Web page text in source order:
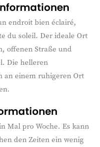
endroit bien éclairé,
du soleil. Der ideale Ort
offenen Straße und
Die helleren
an einem ruhigeren Ort
Mal pro Woche. Es kann
den Zeiten ein wenig